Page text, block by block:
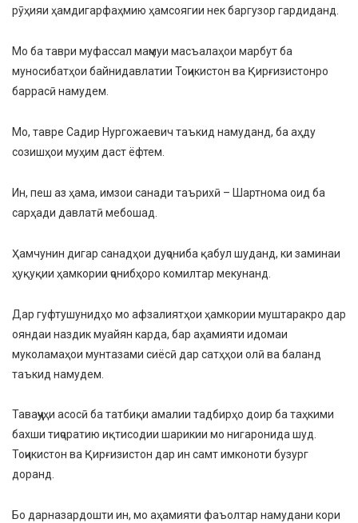
рӯҳияи ҳамдигарфаҳмию ҳамсоягии нек баргузор гардиданд.
Мо ба таври муфассал маҷмуи масъалаҳои марбут ба
муносибатҳои байнидавлатии Тоҷикистон ва Қирғизистонро
баррасӣ намудем.
Мо, тавре Садир Нургожаевич таъкид намуданд, ба аҳду
созишҳои муҳим даст ёфтем.
Ин, пеш аз ҳама, имзои санади таърихӣ – Шартнома оид ба
сарҳади давлатӣ мебошад.
Ҳамчунин дигар санадҳои дуҷониба қабул шуданд, ки заминаи
ҳуқуқии ҳамкории ҷонибҳоро комилтар мекунанд.
Дар гуфтушунидҳо мо афзалиятҳои ҳамкории муштаракро дар
ояндаи наздик муайян карда, бар аҳамияти идомаи
муколамаҳои мунтазами сиёсӣ дар сатҳҳои олӣ ва баланд
таъкид намудем.
Таваҷҷуҳи асосӣ ба татбиқи амалии тадбирҳо доир ба таҳкими
бахши тиҷоратию иқтисодии шарикии мо нигаронида шуд.
Тоҷикистон ва Қирғизистон дар ин самт имконоти бузург
доранд.
Бо дарназардошти ин, мо аҳамияти фаъолтар намудани кори